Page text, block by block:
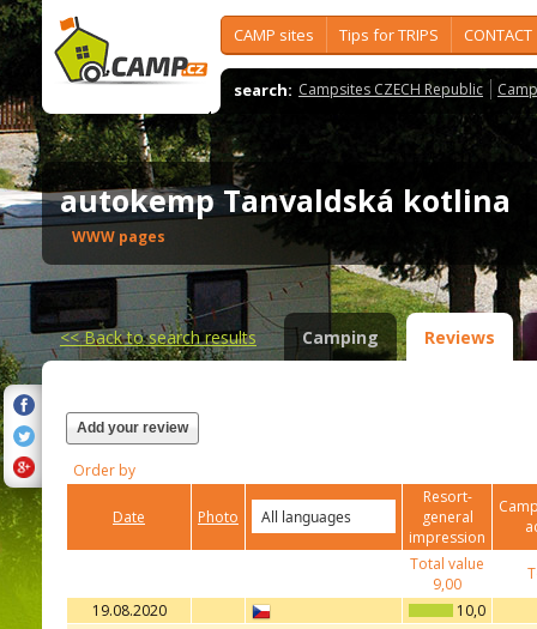
CAMP sites Tips for TRIPS CONTACT
search: Campsites CZECH Republic
autokemp Tanvaldská kotlina
WWW pages
<<Back to search results Camping Reviews
Add your review
Order by
Date Photo
Resort-
general
impression
Total value
9,00
19.08.2020
10,0